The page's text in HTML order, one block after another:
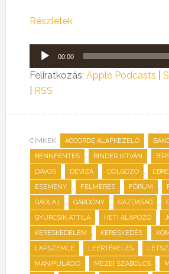
Részletek
Audió
lejátszó
00:00
Feliratkozás: Apple Podcasts
RSS
CÍMKÉK: ACCORDE ALAPKEZELŐ ,
BENNFENTES , BINDER ISTVÁN ,
DAVOS , DEVIZA , DOLGOZÓ ,
ESEMÉNY , FELMÉRÉS , FÓRUM ,
GÁOLAJ , GÁRDONY , GAZDASÁG ,
GYURCSIK ATTILA , HETI ALAPOZÓ ,
KERESKEDELEM , KERESKEDÉS ,
LAPSZEMLE , LEÉRTÉKELÉS ,
MANIPULÁCIÓ , MEZEI SZABOLCS ,